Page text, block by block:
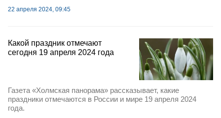
22 апреля 2024, 09:45
Какой праздник отмечают
сегодня 19 апреля 2024 года
Газета «Холмская панорама» рассказывает, какие
праздники отмечаются в России и мире 19 апреля 2024
года.